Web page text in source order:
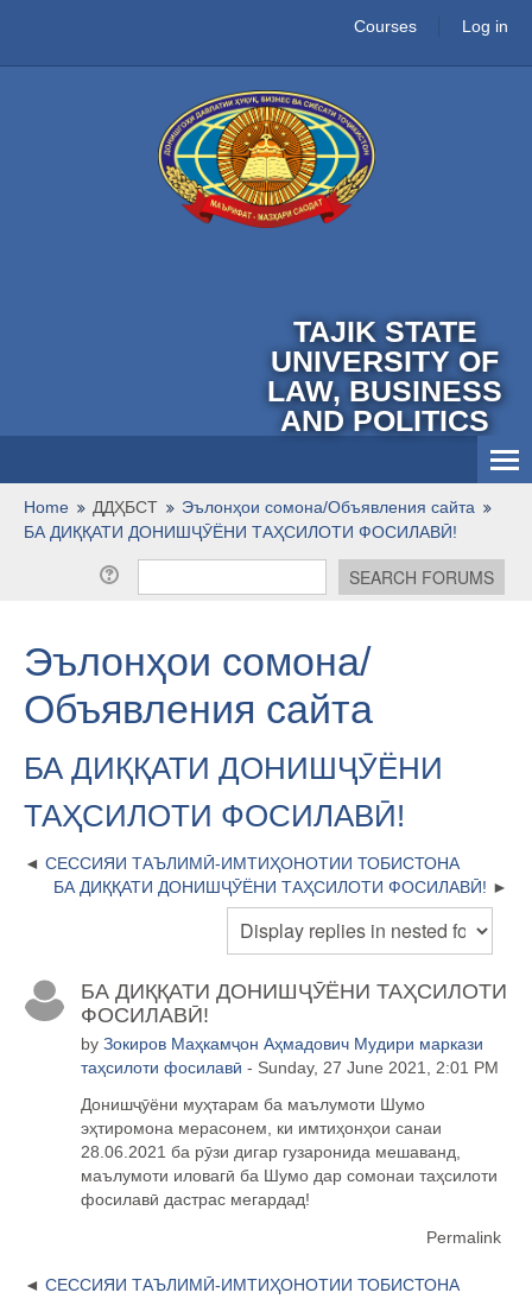
Courses Log in
TAJIK STATE
UNIVERSITY OF
LAW, BUSINESS
AND POLITICS
English ‎(en)‎
Home ДДҲБСТ
Эълонҳои сомона/Объявления сайта
БА ДИҚҚАТИ ДОНИШҶӮËНИ ТАҲСИЛОТИ ФОСИЛАВӢ!
Эълонҳои сомона/
Объявления сайта
БА ДИҚҚАТИ ДОНИШҶӮËНИ
ТАҲСИЛОТИ ФОСИЛАВӢ!
СЕССИЯИ ТАЪЛИМӢ-ИМТИҲОНОТИИ ТОБИСТОНА
БА ДИҚҚАТИ ДОНИШҶӮËНИ ТАҲСИЛОТИ ФОСИЛАВӢ!
БА ДИҚҚАТИ ДОНИШҶӮËНИ ТАҲСИЛОТИ
ФОСИЛАВӢ!
by Зокиров Маҳкамҷон Аҳмадович Мудири маркази
таҳсилоти фосилавӣ - Sunday, 27 June 2021, 2:01 PM
Донишҷӯёни муҳтарам ба маълумоти Шумо
эҳтиромона мерасонем, ки имтиҳонҳои санаи
28.06.2021 ба рӯзи дигар гузаронида мешаванд,
маълумоти иловагӣ ба Шумо дар сомонаи таҳсилоти
фосилавӣ дастрас мегардад!
Permalink
СЕССИЯИ ТАЪЛИМӢ-ИМТИҲОНОТИИ ТОБИСТОНА